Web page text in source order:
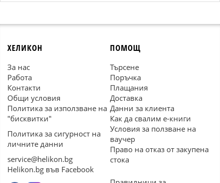
ХЕЛИКОН
За нас
Работа
Контакти
Общи условия
Политика за използване на
"бисквитки"
Политика за сигурност на
личните данни
service@helikon.bg
Helikon.bg във Facebook
ПОМОЩ
Търсене
Поръчка
Плащания
Доставка
Данни за клиента
Как да свалим е-книги
Условия за ползване на
ваучер
Право на отказ от закупена
стока